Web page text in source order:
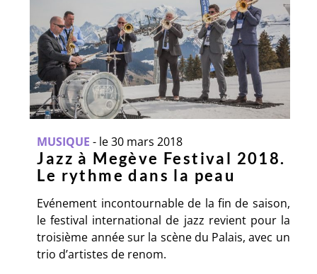
MUSIQUE - le 30 mars 2018
Jazz à Megève Festival 2018.
Le rythme dans la peau
Evénement incontournable de la fin de saison,
le festival international de jazz revient pour la
troisième année sur la scène du Palais, avec un
trio d’artistes de renom.